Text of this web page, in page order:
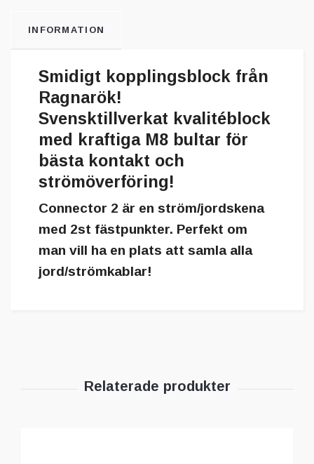
INFORMATION
Smidigt kopplingsblock från
Ragnarök!
Svensktillverkat kvalitéblock
med kraftiga M8 bultar för
bästa kontakt och
strömöverföring!
Connector 2 är en ström/jordskena
med 2st fästpunkter. Perfekt om
man vill ha en plats att samla alla
jord/strömkablar!